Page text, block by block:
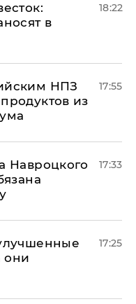
в
18:22
НПЗ
из
17:55
Навроцкого
17:33
они
17:25